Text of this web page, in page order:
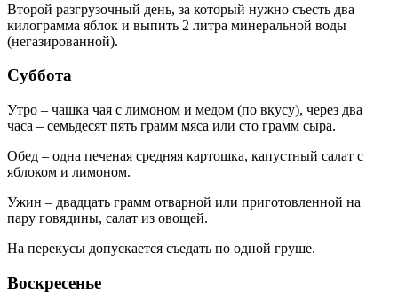
Второй разгрузочный день, за который нужно съесть два
килограмма яблок и выпить 2 литра минеральной воды
(негазированной).
Суббота
Утро – чашка чая с лимоном и медом (по вкусу), через два
часа – семьдесят пять грамм мяса или сто грамм сыра.
Обед – одна печеная средняя картошка, капустный салат с
яблоком и лимоном.
Ужин – двадцать грамм отварной или приготовленной на
пару говядины, салат из овощей.
На перекусы допускается съедать по одной груше.
Воскресенье